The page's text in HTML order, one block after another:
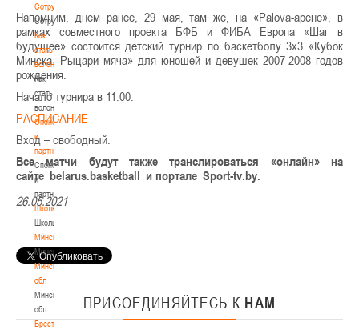
Сотрудничество
Сотрудничество
Как
стать
волонтером
Как
стать
волонтером
Спонсоры
и
партнеры
Спонсоры
и
партнеры
Школы
Школы
Минск
Минск
Минская
обл
Минская
обл
Брестская
Напомним, днём ранее, 29 мая, там же, на «Palova-арене», в
рамках совместного проекта БФБ и ФИБА Европа «Шаг в
будущее» состоится детский турнир по баскетболу 3х3 «Кубок
Минска. Рыцари мяча» для юношей и девушек 2007-2008 годов
рождения.
Начало турнира в 11:00.
РАСПИСАНИЕ
Вход – свободный.
Все матчи будут также транслироваться «онлайн» на
сайте belarus.basketball и портале Sport-tv.by.
26.05.2021
ПРИСОЕДИНЯЙТЕСЬ К НАМ